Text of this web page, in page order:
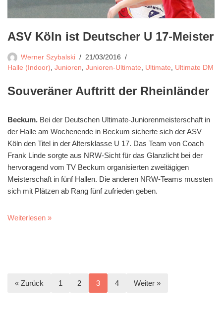
ASV Köln ist Deutscher U 17-Meister
Werner Szybalski
21/03/2016
Halle (Indoor), Junioren, Junioren-Ultimate, Ultimate, Ultimate DM
Souveräner Auftritt der Rheinländer
Beckum. Bei der Deutschen Ultimate-Juniorenmeisterschaft in
der Halle am Wochenende in Beckum sicherte sich der ASV
Köln den Titel in der Altersklasse U 17. Das Team von Coach
Frank Linde sorgte aus NRW-Sicht für das Glanzlicht bei der
hervoragend vom TV Beckum organisierten zweitägigen
Meisterschaft in fünf Hallen. Die anderen NRW-Teams mussten
sich mit Plätzen ab Rang fünf zufrieden geben.
Weiterlesen »
« Zurück 1 2 3 4 Weiter »